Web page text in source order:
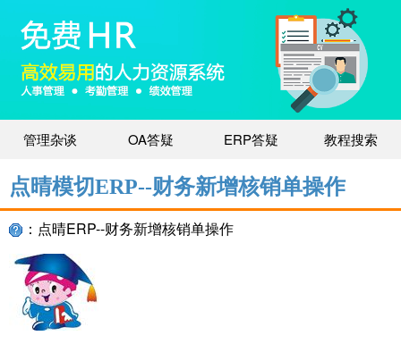
管理杂谈 OA答疑 ERP答疑 教程搜索
点晴模切ERP--财务新增核销单操作
：点晴ERP--财务新增核销单操作